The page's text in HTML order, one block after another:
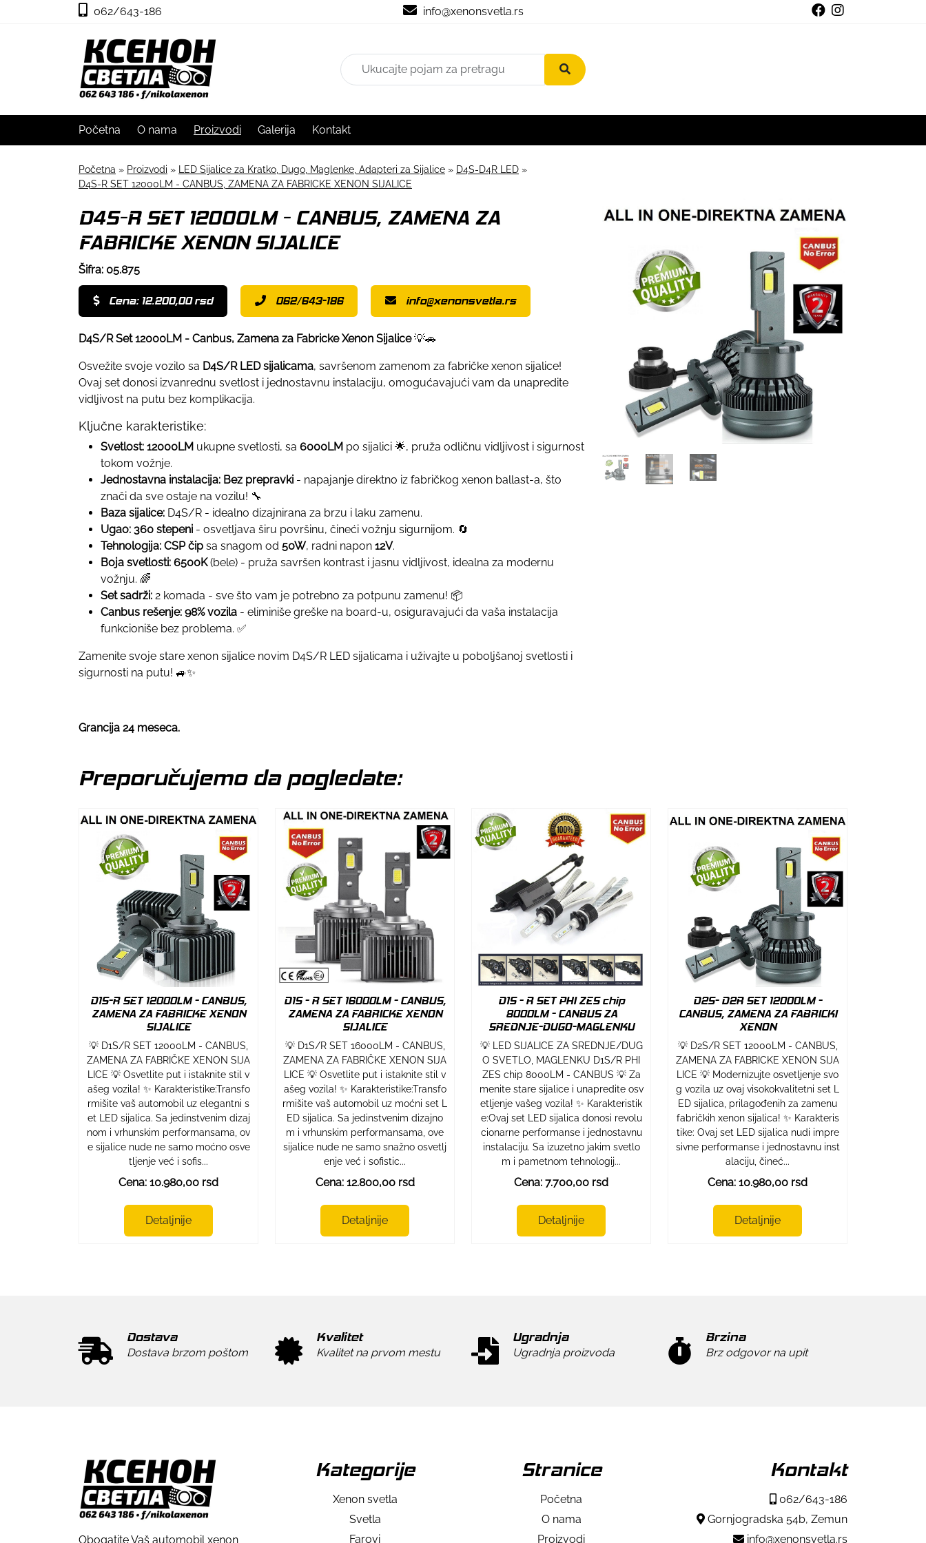
062/643-186 info@xenonsvetla.rs
Početna O nama Proizvodi Galerija Kontakt
Početna » Proizvodi » LED Sijalice za Kratko, Dugo, Maglenke, Adapteri za Sijalice » D4S-D4R LED »
D4S-R SET 12000LM - CANBUS, ZAMENA ZA FABRICKE XENON SIJALICE
D4S-R SET 12000LM - CANBUS, ZAMENA ZA
FABRICKE XENON SIJALICE
Šifra: 05.875
Cena: 12.200,00 rsd 062/643-186 info@xenonsvetla.rs
D4S/R Set 12000LM - Canbus, Zamena za Fabricke Xenon Sijalice💡🚗
Osvežite svoje vozilo sa D4S/R LED sijalicama, savršenom zamenom za fabričke xenon sijalice!
Ovaj set donosi izvanrednu svetlost i jednostavnu instalaciju, omogućavajući vam da unapredite
vidljivost na putu bez komplikacija.
Ključne karakteristike:
Svetlost: 12000LM ukupne svetlosti, sa 6000LM po sijalici 🌟, pruža odličnu vidljivost i sigurnost
tokom vožnje.
Jednostavna instalacija: Bez prepravki - napajanje direktno iz fabričkog xenon ballast-a, što
znači da sve ostaje na vozilu! 🔧
Baza sijalice: D4S/R - idealno dizajnirana za brzu i laku zamenu.
Ugao: 360 stepeni - osvetljava širu površinu, čineći vožnju sigurnijom. 🔄
Tehnologija: CSP čip sa snagom od 50W, radni napon 12V.
Boja svetlosti: 6500K(bele) - pruža savršen kontrast i jasnu vidljivost, idealna za modernu
vožnju. 🌈
Set sadrži: 2 komada - sve što vam je potrebno za potpunu zamenu! 📦
Canbus rešenje: 98% vozila - eliminiše greške na board-u, osiguravajući da vaša instalacija
funkcioniše bez problema. ✅
Zamenite svoje stare xenon sijalice novim D4S/R LED sijalicama i uživajte u poboljšanoj svetlosti i
sigurnosti na putu! 🚙✨
Grancija 24 meseca.
Preporučujemo da pogledate:
D1S-R SET 12000LM - CANBUS,
ZAMENA ZA FABRICKE XENON
SIJALICE
💡 D1S/R SET 12000LM - CANBUS,
ZAMENA ZA FABRIČKE XENON SIJA
LICE 💡 Osvetlite put i istaknite stil v
ašeg vozila! ✨ Karakteristike:Transfo
rmišite vaš automobil uz elegantni s
et LED sijalica. Sa jedinstvenim dizaj
nom i vrhunskim performansama, ov
e sijalice nude ne samo moćno osve
tljenje već i sofis...
Cena: 10.980,00 rsd
Detaljnije
D1S - R SET 16000LM - CANBUS,
ZAMENA ZA FABRICKE XENON
SIJALICE
💡 D1S/R SET 16000LM - CANBUS,
ZAMENA ZA FABRIČKE XENON SIJA
LICE 💡 Osvetlite put i istaknite stil v
ašeg vozila! ✨ Karakteristike:Transfo
rmišite vaš automobil uz moćni set L
ED sijalica. Sa jedinstvenim dizajno
m i vrhunskim performansama, ove
sijalice nude ne samo snažno osvetlj
enje već i sofistic...
Cena: 12.800,00 rsd
Detaljnije
D1S - R SET PHI ZES chip
8000LM - CANBUS ZA
SREDNJE-DUGO-MAGLENKU
💡 LED SIJALICE ZA SREDNJE/DUG
O SVETLO, MAGLENKU D1S/R PHI
ZES chip 8000LM - CANBUS 💡 Za
menite stare sijalice i unapredite osv
etljenje vašeg vozila! ✨ Karakteristik
e:Ovaj set LED sijalica donosi revolu
cionarne performanse i jednostavnu
instalaciju. Sa izuzetno jakim svetlo
m i pametnom tehnologij...
Cena: 7.700,00 rsd
Detaljnije
D2S- D2R SET 12000LM -
CANBUS, ZAMENA ZA FABRICKI
XENON
💡 D2S/R SET 12000LM - CANBUS,
ZAMENA ZA FABRICKE XENON SIJA
LICE 💡 Modernizujte osvetljenje svo
g vozila uz ovaj visokokvalitetni set L
ED sijalica, prilagođenih za zamenu
fabričkih xenon sijalica! ✨ Karakteris
tike: Ovaj set LED sijalica nudi impre
sivne performanse i jednostavnu inst
alaciju, čineć...
Cena: 10.980,00 rsd
Detaljnije
Dostava
Dostava brzom poštom
Kvalitet
Kvalitet na prvom mestu
Ugradnja
Ugradnja proizvoda
Brzina
Brz odgovor na upit
Obogatite Vaš automobil xenon
Kategorije
Xenon svetla
Svetla
Farovi
Stranice
Početna
O nama
Proizvodi
Kontakt
062/643-186
Gornjogradska 54b, Zemun
info@xenonsvetla.rs